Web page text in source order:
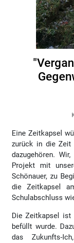
Eine Zeitkapsel
zurück in die Zeit
dazugehören.
Projekt mit
Schönauer, zu
die Zeitkapsel
Schulabschluss
Die Zeitkapsel ist
befüllt wurde.
das Zukunfts-